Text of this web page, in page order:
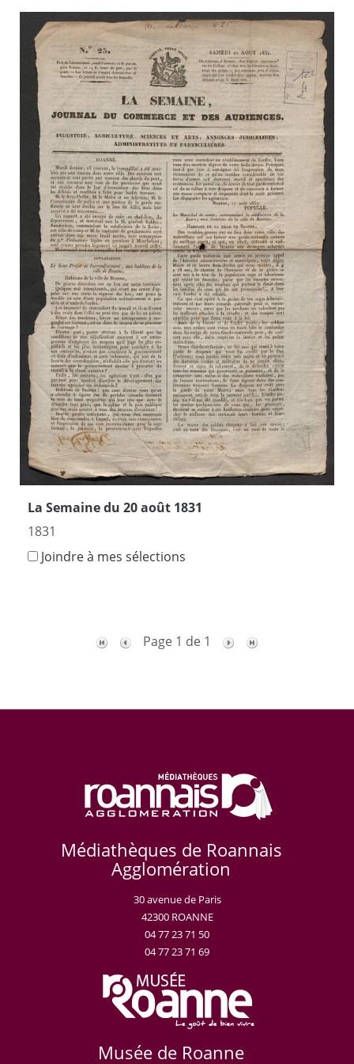
La Semaine du 20 août 1831
1831
Joindre à mes sélections
Page 1 de 1
Médiathèques de Roannais
Agglomération
30 avenue de Paris
42300 ROANNE
04 77 23 71 50
04 77 23 71 69
Musée de Roanne